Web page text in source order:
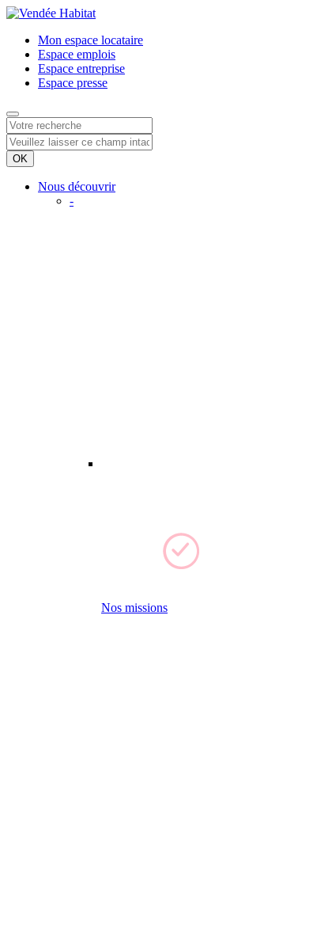
Mon espace locataire
Espace emplois
Espace entreprise
Espace presse
Nous découvrir
-
Nos missions